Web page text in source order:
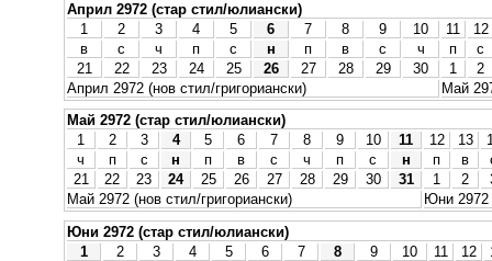
Април 2972 (стар стил/юлиански)
1
2 3 4 5 6 7 8 9 10 11
12
в
с ч п с н п в с ч п
с
21
22 23 24 25 26 27 28 29 30 1
2
Април 2972 (нов стил/григориански)
Май
Май 2972 (стар стил/юлиански)
1
2 3 4 5 6 7 8 9 10 11 12 13
ч
п с н п в с ч п с н п в
21
22 23 24 25 26 27 28 29 30 31 1 2
Май 2972 (нов стил/григориански)
Юни 2972
Юни 2972 (стар стил/юлиански)
1
2 3 4 5 6 7 8 9 10 11 12